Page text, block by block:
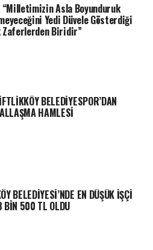
“Milletimizin Asla Boyunduruk
Yedi Düvele Gösterdiği
Zaferlerden Biridir”
BELEDİYESPOR’DAN
HAMLESİ
BELEDİYESİ’NDE EN DÜŞÜK İŞÇİ
BİN 500 TL OLDU